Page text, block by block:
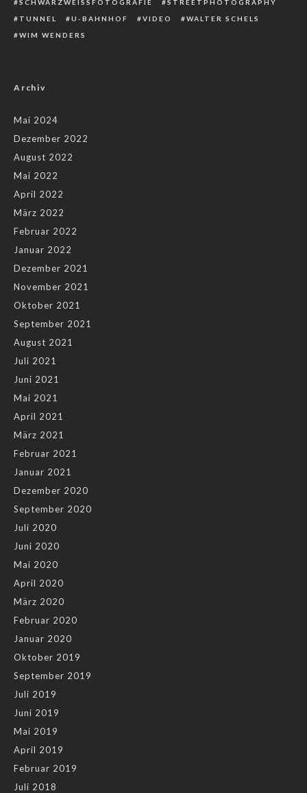
SCHWARZWEISSFOTOGRAFIE
STREETPHOTOGRAPHY
TUNNEL
U-BAHNHOF VIDEO
WALTER SCHELS
WIM WENDERS
Archiv
Mai 2024
Dezember 2022
August 2022
Mai 2022
April 2022
März 2022
Februar 2022
Januar 2022
Dezember 2021
November 2021
Oktober 2021
September 2021
August 2021
Juli 2021
Juni 2021
Mai 2021
April 2021
März 2021
Februar 2021
Januar 2021
Dezember 2020
September 2020
Juli 2020
Juni 2020
Mai 2020
April 2020
März 2020
Februar 2020
Januar 2020
Oktober 2019
September 2019
Juli 2019
Juni 2019
Mai 2019
April 2019
Februar 2019
Juli 2018